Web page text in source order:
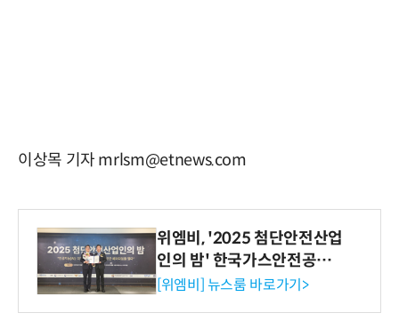
이상목 기자 mrlsm@etnews.com
위엠비, '2025 첨단안전산업
인의 밤' 한국가스안전공사
사장상 수상
[위엠비] 뉴스룸 바로가기>